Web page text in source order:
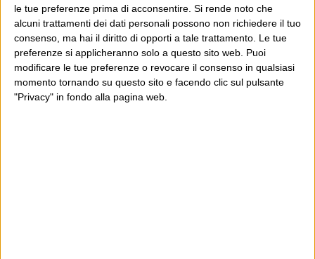
le tue preferenze prima di acconsentire. Si rende noto che
alcuni trattamenti dei dati personali possono non richiedere il tuo
consenso, ma hai il diritto di opporti a tale trattamento. Le tue
preferenze si applicheranno solo a questo sito web. Puoi
modificare le tue preferenze o revocare il consenso in qualsiasi
momento tornando su questo sito e facendo clic sul pulsante
"Privacy" in fondo alla pagina web.